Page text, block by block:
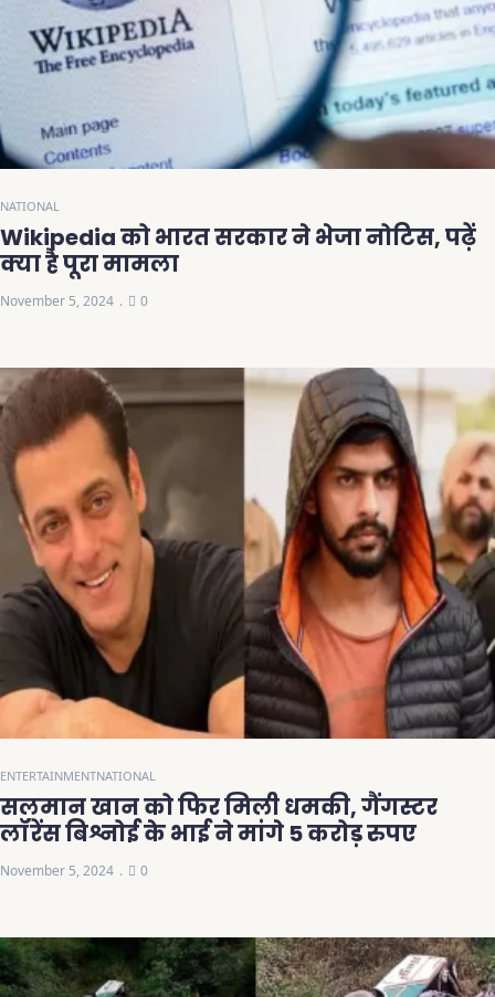
NATIONAL
Wikipedia को भारत सरकार ने भेजा नोटिस, पढ़ें
क्या है पूरा मामला
November 5, 2024 0
ENTERTAINMENTNATIONAL
सलमान खान को फिर मिली धमकी, गैंगस्टर
लॉरेंस बिश्नोई के भाई ने मांगे 5 करोड़ रुपए
November 5, 2024 0